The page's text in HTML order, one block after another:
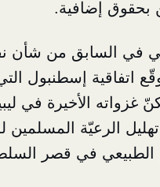
بحقوق إضافية.
في السابق من
اتفاقية إسطنبول
غزواته الأخيرة في
الرعيّة
الطبيعي في قصر